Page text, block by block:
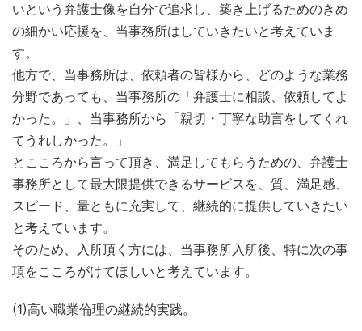
いという弁護士像を自分で追求し、築き上げるためのきめ
の細かい応援を、当事務所はしていきたいと考えていま
す。
他方で、当事務所は、依頼者の皆様から、どのような業務
分野であっても、当事務所の「弁護士に相談、依頼してよ
かった。」、当事務所から「親切・丁寧な助言をしてくれ
てうれしかった。」
とこころから言って頂き、満足してもらうための、弁護士
事務所として最大限提供できるサービスを、質、満足感、
スピード、量ともに充実して、継続的に提供していきたい
と考えています。
そのため、入所頂く方には、当事務所入所後、特に次の事
項をこころがけてほしいと考えています。
(1)高い職業倫理の継続的実践。